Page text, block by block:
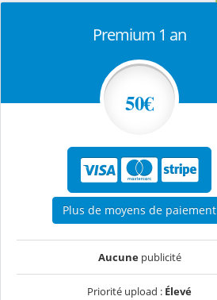
Premium 1 an
50€
Plus de moyens de paiement
Aucunepublicité
Priorité upload : Élevé